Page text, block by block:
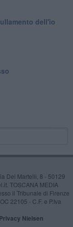
dell'io
Dei Martelli, 8 - 50129
TOSCANA MEDIA
il Tribunale di Firenze
22105 - C.F. e P.Iva
Privacy Nielsen